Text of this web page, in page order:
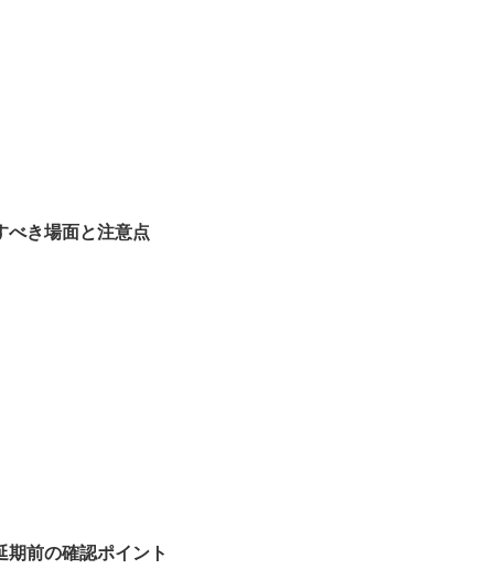
べき場面と注意点
期前の確認ポイント